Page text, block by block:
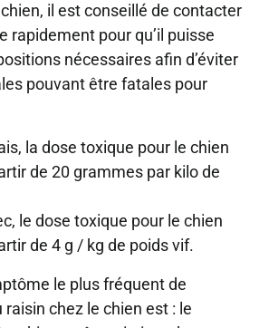
il est conseillé de contacter
rapidement pour qu’il puisse
nécessaires afin d’éviter
pouvant être fatales pour
la dose toxique pour le chien
de 20 grammes par kilo de
le dose toxique pour le chien
de 4 g / kg de poids vif.
le plus fréquent de
raisin chez le chien est : le